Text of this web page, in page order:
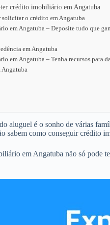
crédito imobiliário em Angatuba
solicitar o crédito em Angatuba
em Angatuba – Deposite tudo que
em Angatuba
em Angatuba – Tenha recursos para
Angatuba
aluguel é o sonho de várias
sabem como conseguir crédito
em Angatuba não só pode